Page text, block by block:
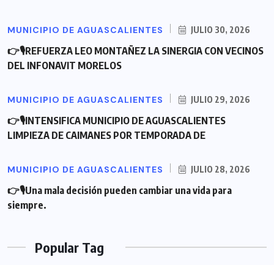
MUNICIPIO DE AGUASCALIENTES JULIO 30, 2026
👉🎙REFUERZA LEO MONTAÑEZ LA SINERGIA CON VECINOS
DEL INFONAVIT MORELOS
MUNICIPIO DE AGUASCALIENTES JULIO 29, 2026
👉🎙INTENSIFICA MUNICIPIO DE AGUASCALIENTES
LIMPIEZA DE CAIMANES POR TEMPORADA DE
MUNICIPIO DE AGUASCALIENTES JULIO 28, 2026
👉🎙Una mala decisión pueden cambiar una vida para
siempre.
Popular Tag